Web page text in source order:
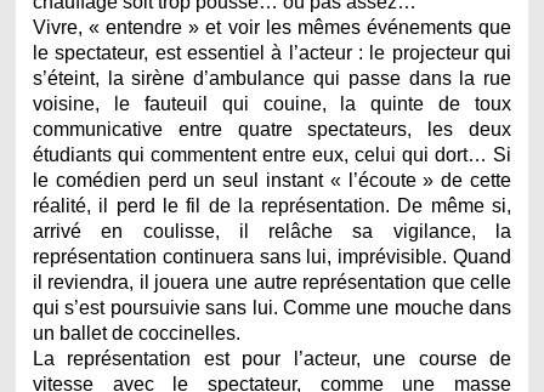
Vivre, « entendre » et voir les mêmes événements que
le spectateur, est essentiel à l’acteur : le projecteur qui
s’éteint, la sirène d’ambulance qui passe dans la rue
voisine, le fauteuil qui couine, la quinte de toux
communicative entre quatre spectateurs, les deux
étudiants qui commentent entre eux, celui qui dort… Si
le comédien perd un seul instant « l’écoute » de cette
réalité, il perd le fil de la représentation. De même si,
arrivé en coulisse, il relâche sa vigilance, la
représentation continuera sans lui, imprévisible. Quand
il reviendra, il jouera une autre représentation que celle
qui s’est poursuivie sans lui. Comme une mouche dans
un ballet de coccinelles.
La représentation est pour l’acteur, une course de
vitesse avec le spectateur, comme une masse